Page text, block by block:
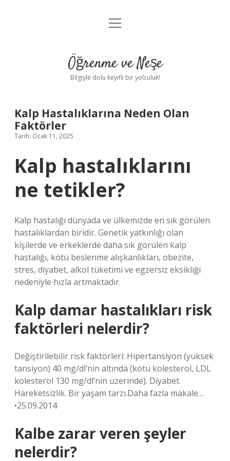
Anasayfa
Yasal Uyarı
menüyü
Öğrenme ve Neşe
Bilgiyle dolu keyifli bir yolculuk!
Kalp Hastalıklarına Neden Olan
Faktörler
Tarih: Ocak 11, 2025
Kalp hastalıklarını
ne tetikler?
Kalp hastalığı dünyada ve ülkemizde en sık görülen
hastalıklardan biridir. Genetik yatkınlığı olan
kişilerde ve erkeklerde daha sık görülen kalp
hastalığı, kötü beslenme alışkanlıkları, obezite,
stres, diyabet, alkol tüketimi ve egzersiz eksikliği
nedeniyle hızla artmaktadır.
Kalp damar hastalıkları risk
faktörleri nelerdir?
Değiştirilebilir risk faktörleri: Hipertansiyon (yüksek
tansiyon) 40 mg/dl’nin altında (kötü kolesterol, LDL
kolesterol 130 mg/dl’nin üzerinde). Diyabet.
Hareketsizlik. Bir yaşam tarzı.Daha fazla makale…
•25.09.2014
Kalbe zarar veren şeyler
nelerdir?